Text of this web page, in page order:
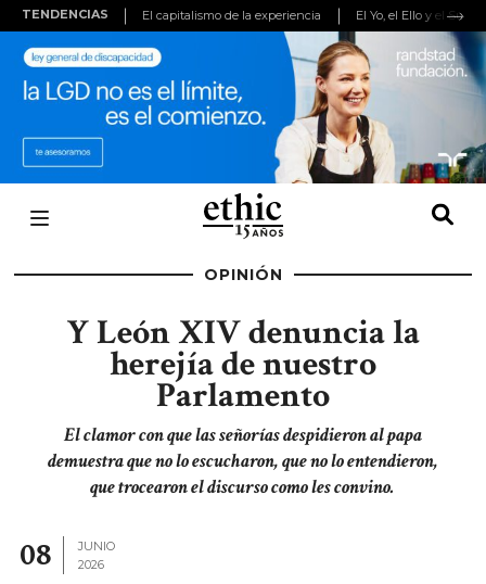
TENDENCIAS El capitalismo de la experiencia El Yo, el Ello y el
OPINIÓN
Y León XIV denuncia la
herejía de nuestro
Parlamento
El clamor con que las señorías despidieron al papa
demuestra que no lo escucharon, que no lo entendieron,
que trocearon el discurso como les convino.
08
JUNIO
2026
window.adsbygoogle